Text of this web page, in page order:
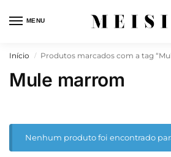
MENU
Início / Produtos marcados com a tag
Mule marrom
Nenhum produto foi encontrado